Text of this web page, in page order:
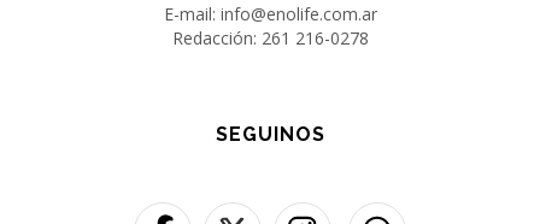
E-mail: info@enolife.com.ar
Redacción: 261 216-0278
SEGUINOS